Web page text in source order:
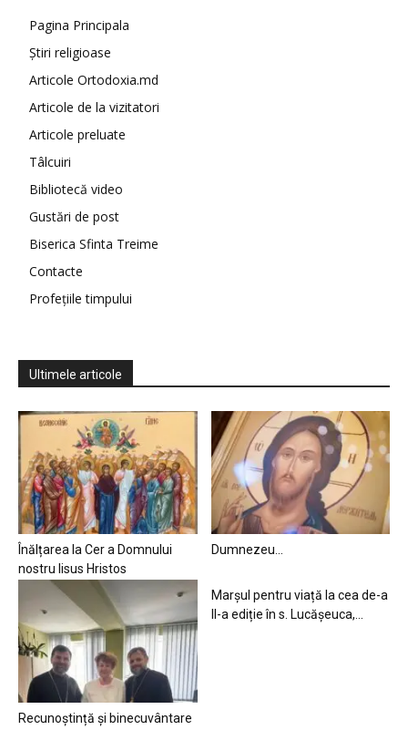
Pagina Principala
Știri religioase
Articole Ortodoxia.md
Articole de la vizitatori
Articole preluate
Tâlcuiri
Bibliotecă video
Gustări de post
Biserica Sfinta Treime
Contacte
Profețiile timpului
Ultimele articole
Înălțarea la Cer a Domnului
nostru Iisus Hristos
Dumnezeu…
Recunoștință și binecuvântare
Marșul pentru viață la cea de-a
II-a ediție în s. Lucășeuca,...